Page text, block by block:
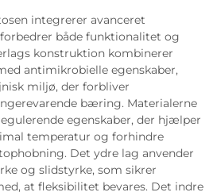
integrerer avanceret
både funktionalitet og
konstruktion kombinerer
antimikrobielle egenskaber,
miljø, der forbliver
bæring. Materialerne
egenskaber, der hjælper
temperatur og forhindre
Det ydre lag anvender
og slidstyrke, som sikrer
at fleksibilitet bevares. Det indre